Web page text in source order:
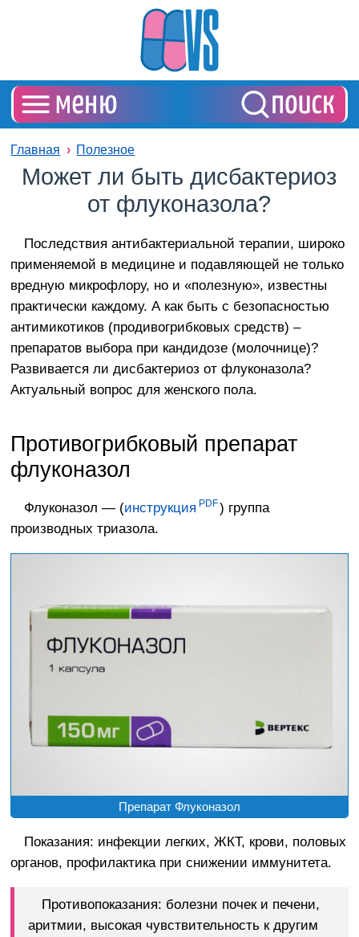
Главная Полезное
Может ли быть дисбактериоз
от флуконазола?
Последствия антибактериальной терапии, широко
применяемой в медицине и подавляющей не только
вредную микрофлору, но и «полезную», известны
практически каждому. А как быть с безопасностью
антимикотиков (продивогрибковых средств) –
препаратов выбора при кандидозе (молочнице)?
Развивается ли дисбактериоз от флуконазола?
Актуальный вопрос для женского пола.
Противогрибковый препарат
флуконазол
Флуконазол — (инструкция
) группа
производных триазола.
Препарат Флуконазол
Показания: инфекции легких, ЖКТ, крови, половых
органов, профилактика при снижении иммунитета.
Противопоказания: болезни почек и печени,
аритмии, высокая чувствительность к другим